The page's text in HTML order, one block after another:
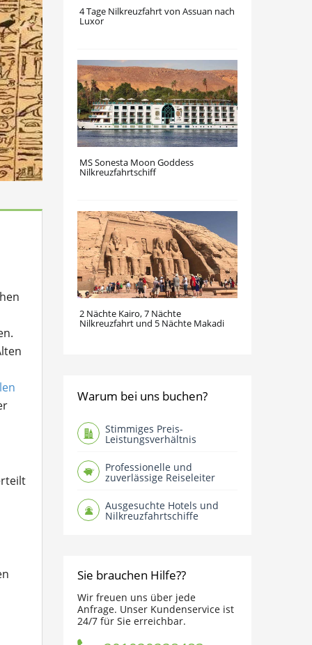
4 Tage Nilkreuzfahrt von Assuan nach
Luxor
MS Sonesta Moon Goddess
Nilkreuzfahrtschiff
2 Nächte Kairo, 7 Nächte
Nilkreuzfahrt und 5 Nächte Makadi
Warum bei uns buchen?
Stimmiges Preis-
Leistungsverhältnis
Professionelle und
zuverlässige Reiseleiter
Ausgesuchte Hotels und
Nilkreuzfahrtschiffe
Sie brauchen Hilfe??
Wir freuen uns über jede
Anfrage. Unser Kundenservice ist
24/7 für Sie erreichbar.